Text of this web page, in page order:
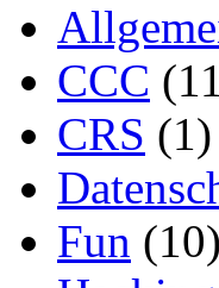
CCC
CRS (1)
Fun (10)